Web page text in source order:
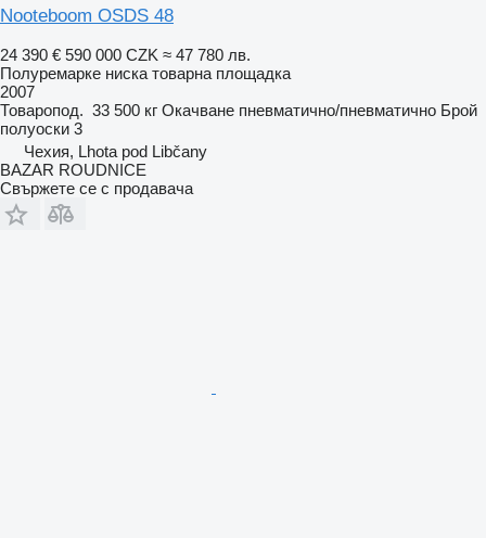
Nooteboom OSDS 48
24 390 € 590 000 CZK ≈ 47 780 лв.
Полуремарке ниска товарна площадка
2007
Товаропод. 33 500 кг Окачване пневматично/пневматично Брой
полуоски 3
Чехия, Lhota pod Libčany
BAZAR ROUDNICE
Свържете се с продавача